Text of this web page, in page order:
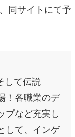
同サイトにて予
て伝説
！各職業のデ
プなど充実し
して、インゲ